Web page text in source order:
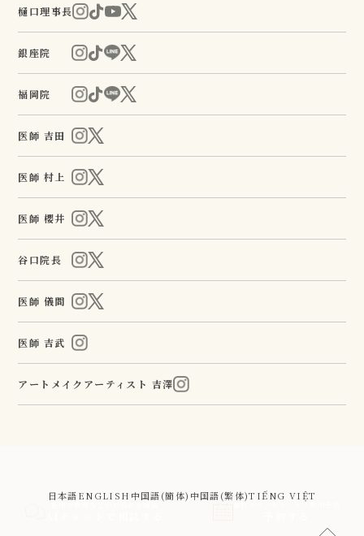
無料カウンセリング・施術予約
樋口理事長
銀座院
福岡院
医師 吉田
医師 村上
医師 櫻井
谷口院長
医師 儀間
医師 吉武
アートメイクアーティスト 吉澤
日本語ENGLISH 中国語(簡体) 中国語(繁体)TIẾNG VIỆT